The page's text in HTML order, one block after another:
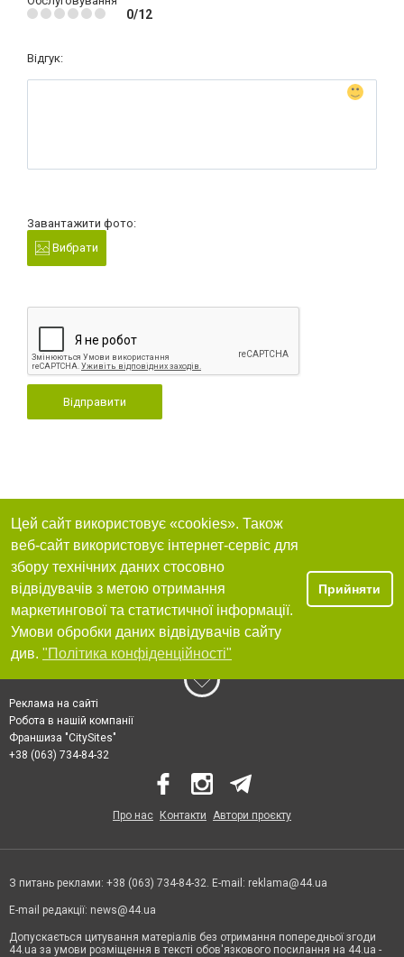
0/12
Відгук:
Завантажити фото:
Вибрати
Відправити
Цей сайт використовує «cookies». Також
веб-сайт використовує інтернет-сервіс для
збору технічних даних стосовно
відвідувачів з метою отримання
маркетингової та статистичної інформації.
Умови обробки даних відвідувачів сайту
див. "Політика конфіденційності"
Прийняти
Реклама на сайті
Робота в нашій компанії
Франшиза "CitySites"
+38 (063) 734-84-32
Про нас Контакти Автори проєкту
З питань реклами: +38 (063) 734-84-32. E-mail: reklama@44.ua
E-mail редакції: news@44.ua
Допускається цитування матеріалів без отримання попередньої згоди
44.ua за умови розміщення в тексті обов'язкового посилання на 44.ua -